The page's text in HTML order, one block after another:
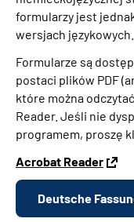
formularzy jest
wersjach językowych.
Formularze są
postaci plików PDF
które można
Reader. Jeśli nie
programem, proszę
Acrobat Reader
Deutsche